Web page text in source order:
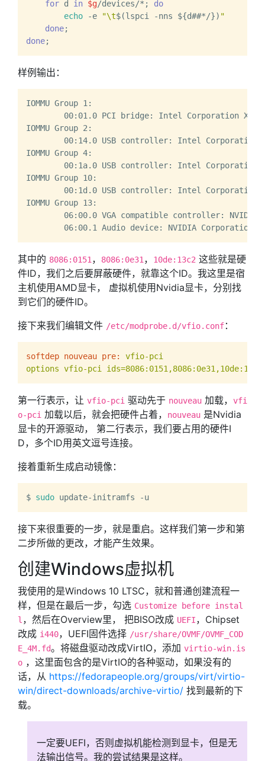
for d in $g/devices/*; do
echo -e "\t$(lspci -nns ${d##*/}) "
done
done
样例输出：
IOMMU Group 1:
IOMMU Group 2:
IOMMU Group 4:
00:1a.0 USB controller: Intel
IOMMU Group 10:
00:1d.0 USB controller: Intel
IOMMU Group 13:
其中的 8086:0151 ， 8086:0e31 ， 10de:13c2 这些就是硬
件ID，我们之后要屏蔽硬件，就靠这个ID。我这里是宿
主机使用AMD显卡， 虚拟机使用Nvidia显卡，分别找
到它们的硬件ID。
接下来我们编辑文件 /etc/modprobe.d/vfio.conf：
softdep nouveau pre:
vfio-pci
options vfio-pci ids=8086:0151,8086:0e31,10de:13c2
第一行表示，让 vfio-pci 驱动先于 nouveau 加载，
vfi
o-pci 加载以后，就会把硬件占着， nouveau 是Nvidia
显卡的开源驱动， 第二行表示，我们要占用的硬件I
D，多个ID用英文逗号连接。
接着重新生成启动镜像：
$ sudo
接下来很重要的一步，就是重启。这样我们第一步和第
二步所做的更改，才能产生效果。
创建Windows虚拟机
我使用的是Windows 10 LTSC，就和普通创建流程一
样，但是在最后一步，勾选 Customize before instal
l ，然后在Overview里， 把BISO改成 UEFI，Chipset
改成 i440，UEFI固件选择 /usr/share/OVMF/OVMF_COD
E_4M.fd。将磁盘驱动改成VirtIO，添加 virtio-win.is
o ，这里面包含的是VirtIO的各种驱动，如果没有的
话，从 https://fedorapeople.org/groups/virt/virtio-
win/direct-downloads/archive-virtio/ 找到最新的下
载。
一定要UEFI，否则虚拟机能检测到显卡，但是无
法输出信号。我的尝试结果是这样。